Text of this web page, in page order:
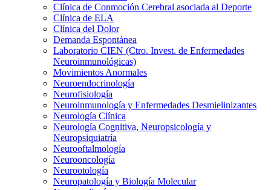
Clínica de Conmoción Cerebral asociada al Deporte
Clínica de ELA
Clínica del Dolor
Demanda Espontánea
Laboratorio CIEN (Ctro. Invest. de Enfermedades
Neuroinmunológicas)
Movimientos Anormales
Neuroendocrinología
Neurofisiología
Neuroinmunología y Enfermedades Desmielinizantes
Neurología Clínica
Neurología Cognitiva, Neuropsicología y
Neuropsiquiatría
Neurooftalmología
Neurooncología
Neurootología
Neuropatología y Biología Molecular